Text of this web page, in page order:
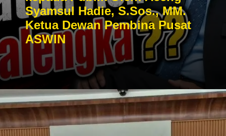
Syamsul Hadie, S.Sos., MM.
Ketua Dewan Pembina Pusat
ASWIN